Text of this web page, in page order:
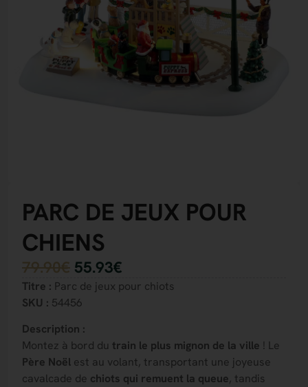
PARC DE JEUX POUR
CHIENS
79.90€ 55.93€
Titre : Parc de jeux pour chiots
SKU : 54456
Description :
Montez à bord du train le plus mignon de la ville ! Le
Père Noël est au volant, transportant une joyeuse
cavalcade de chiots qui remuent la queue, tandis